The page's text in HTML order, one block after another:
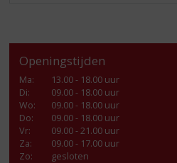
Openingstijden
Ma:
13.00 - 18.00 uur
Di:
09.00 - 18.00 uur
Wo:
09.00 - 18.00 uur
Do:
09.00 - 18.00 uur
Vr:
09.00 - 21.00 uur
Za:
09.00 - 17.00 uur
Zo:
gesloten